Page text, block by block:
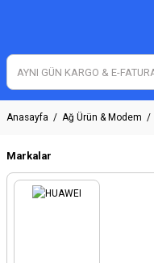
Anasayfa Ağ Ürün & Modem
Markalar